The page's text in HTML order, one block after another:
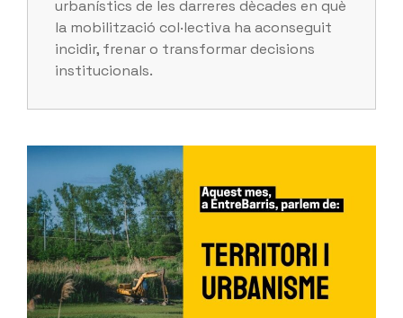
urbanístics de les darreres dècades en què
la mobilització col·lectiva ha aconseguit
incidir, frenar o transformar decisions
institucionals.